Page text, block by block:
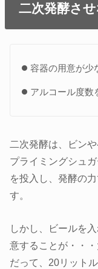
二次発酵さ
容器の用意が少
アルコール度数
二次発酵は、ビン
プライミングシュ
を投入し、発酵の
す。
しかし、ビールを
意することが・・・
だって、20リット